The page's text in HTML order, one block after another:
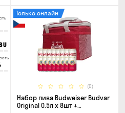
(0)
Только онлайн
Набор пива Budweiser Budvar
Original 0.5л x 8шт +